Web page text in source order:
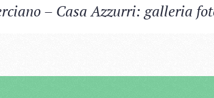
– Casa Azzurri: galleria